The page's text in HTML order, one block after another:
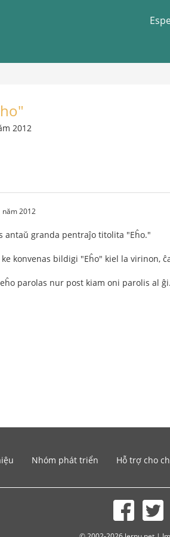
2012
năm 2012
antaŭ granda pentraĵo titolita "Eĥo."
ke konvenas bildigi "Eĥo" kiel la virinon,
parolas nur post kiam oni parolis al ĝi.
Nhóm phát triển Hỗ trợ cho